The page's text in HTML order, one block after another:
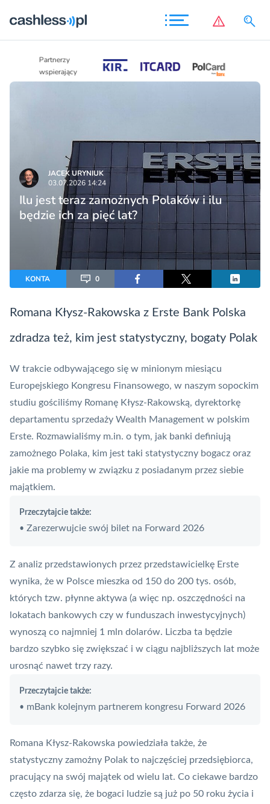
Partnerzy
wspierający
JACEK URYNIUK
03.07.2026 14:24
Ilu jest teraz zamożnych Polaków i ilu
będzie ich za pięć lat?
KONTA 0
Romana Kłysz-Rakowska z Erste Bank Polska
zdradza też, kim jest statystyczny, bogaty Polak
W trakcie odbywającego się w minionym miesiącu
Europejskiego Kongresu Finansowego, w naszym sopockim
studiu gościliśmy Romanę Kłysz-Rakowską, dyrektorkę
departamentu sprzedaży Wealth Management w polskim
Erste. Rozmawialiśmy m.in. o tym, jak banki definiują
zamożnego Polaka, kim jest taki statystyczny bogacz oraz
jakie ma problemy w związku z posiadanym przez siebie
majątkiem.
Przeczytajcie także:
• Zarezerwujcie swój bilet na Forward 2026
Z analiz przedstawionych przez przedstawicielkę Erste
wynika, że w Polsce mieszka od 150 do 200 tys. osób,
których tzw. płynne aktywa (a więc np. oszczędności na
lokatach bankowych czy w funduszach inwestycyjnych)
wynoszą co najmniej 1 mln dolarów. Liczba ta będzie
bardzo szybko się zwiększać i w ciągu najbliższych lat może
urosnąć nawet trzy razy.
Przeczytajcie także:
• mBank kolejnym partnerem kongresu Forward 2026
Romana Kłysz-Rakowska powiedziała także, że
statystyczny zamożny Polak to najczęściej przedsiębiorca,
pracujący na swój majątek od wielu lat. Co ciekawe bardzo
często zdarza się, że bogaci ludzie są już po 50 roku życia i